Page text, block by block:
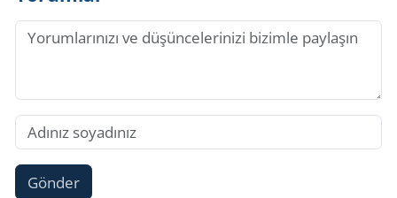
Gönder